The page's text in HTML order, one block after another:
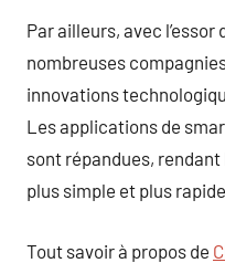
Par ailleurs, avec l’essor
nombreuses
innovations
Les applications de
sont répandues,
plus simple et plus
Tout savoir à propos de